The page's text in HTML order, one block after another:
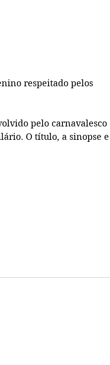
respeitado pelos
pelo carnavalesco
O título, a sinopse e